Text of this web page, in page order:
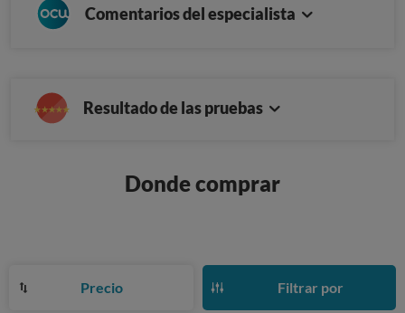
Comentarios del especialista
Resultado de las pruebas
Donde comprar
Precio Filtrar por